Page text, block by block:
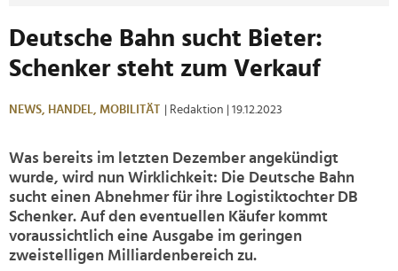
Deutsche Bahn sucht Bieter:
Schenker steht zum Verkauf
NEWS, HANDEL, MOBILITÄT | Redaktion | 19.12.2023
Was bereits im letzten Dezember angekündigt
wurde, wird nun Wirklichkeit: Die Deutsche Bahn
sucht einen Abnehmer für ihre Logistiktochter DB
Schenker. Auf den eventuellen Käufer kommt
voraussichtlich eine Ausgabe im geringen
zweistelligen Milliardenbereich zu.